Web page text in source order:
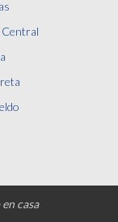
casa